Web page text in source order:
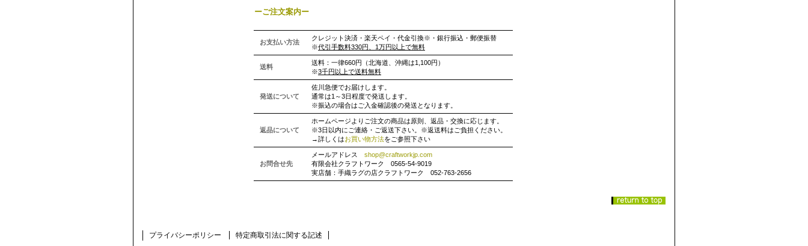
ーご注文案内ー
お支払い方法
クレジット決済・楽天ペイ・代金引換※・銀行振込・郵便振替
※代引手数料330円、1万円以上で無料
送料
送料：一律660円（北海道、沖縄は1,100円）
※3千円以上で送料無料
発送について
佐川急便でお届けします。
通常は1～3日程度で発送します。
※振込の場合はご入金確認後の発送となります。
返品について
ホームページよりご注文の商品は原則、返品・交換に応じます。
※3日以内にご連絡・ご返送下さい。※返送料はご負担ください。
→詳しくはお買い物方法をご参照下さい
お問合せ先
メールアドレス shop@craftworkjp.com
有限会社クラフトワーク 0565-54-9019
実店舗：手織ラグの店クラフトワーク 052-763-2656
プライバシーポリシー 特定商取引法に関する記述